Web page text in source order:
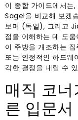
이 종합 가이드에서
Sagel을 비교해 보겠
보머 (독일), 그리고
점을 이해하는 데 도
이 주방을 개조하는
또는 안정적인 하드웨
각한 결정을 내릴 수
매직 코
른 입문서